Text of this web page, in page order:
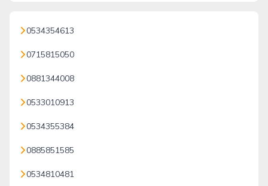
0534354613
0715815050
0881344008
0533010913
0534355384
0885851585
0534810481